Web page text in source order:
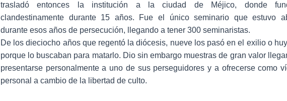
trasladó entonces la institución a la ciudad de Méjico, donde
clandestinamente durante 15 años. Fue el único seminario que estuvo
durante esos años de persecución, llegando a tener 300 seminaristas.
De los dieciocho años que regentó la diócesis, nueve los pasó en el exilio o
porque lo buscaban para matarlo. Dio sin embargo muestras de gran valor
presentarse personalmente a uno de sus perseguidores y a ofrecerse como
personal a cambio de la libertad de culto.